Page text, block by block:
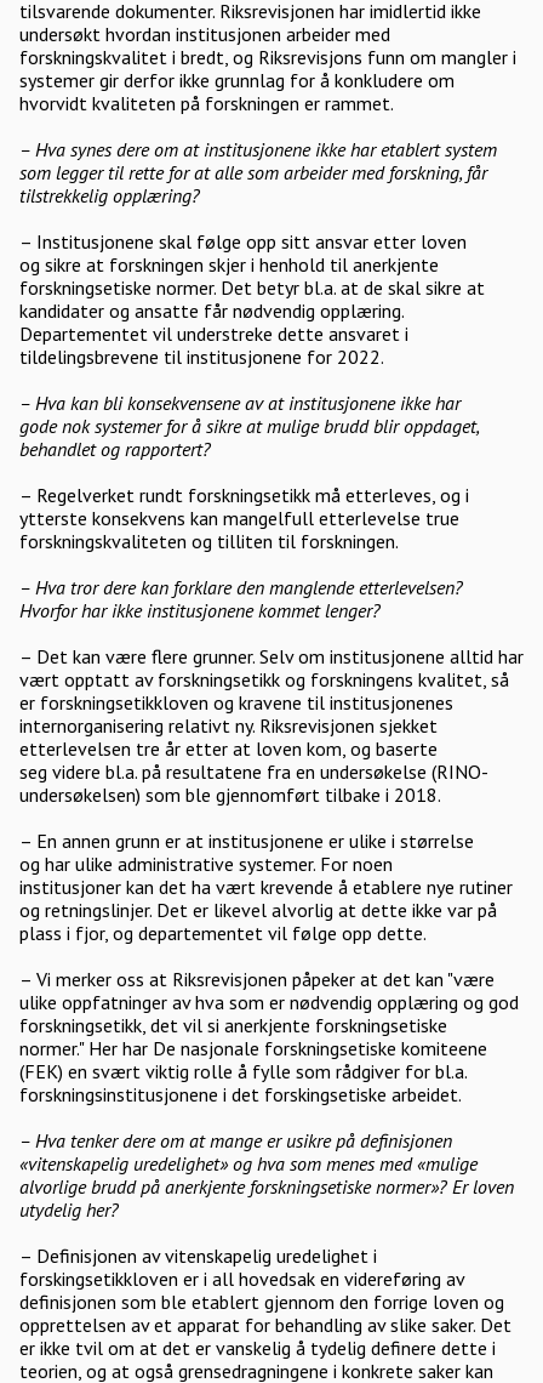
tilsvarende dokumenter. Riksrevisjonen har imidlertid ikke
undersøkt hvordan institusjonen arbeider med
forskningskvalitet i bredt, og Riksrevisjons funn om mangler i
systemer gir derfor ikke grunnlag for å konkludere om
hvorvidt kvaliteten på forskningen er rammet.
– Hva synes dere om at institusjonene ikke har etablert system
som legger til rette for at alle som arbeider med forskning, får
tilstrekkelig opplæring?
– Institusjonene skal følge opp sitt ansvar etter loven
og sikre at forskningen skjer i henhold til anerkjente
forskningsetiske normer. Det betyr bl.a. at de skal sikre at
kandidater og ansatte får nødvendig opplæring.
Departementet vil understreke dette ansvaret i
tildelingsbrevene til institusjonene for 2022.
– Hva kan bli konsekvensene av at institusjonene ikke har
gode nok systemer for å sikre at mulige brudd blir oppdaget,
behandlet og rapportert?
– Regelverket rundt forskningsetikk må etterleves, og i
ytterste konsekvens kan mangelfull etterlevelse true
forskningskvaliteten og tilliten til forskningen.
– Hva tror dere kan forklare den manglende etterlevelsen?
Hvorfor har ikke institusjonene kommet lenger?
– Det kan være flere grunner. Selv om institusjonene alltid har
vært opptatt av forskningsetikk og forskningens kvalitet, så
er forskningsetikkloven og kravene til institusjonenes
internorganisering relativt ny. Riksrevisjonen sjekket
etterlevelsen tre år etter at loven kom, og baserte
seg videre bl.a. på resultatene fra en undersøkelse (RINO-
undersøkelsen) som ble gjennomført tilbake i 2018.
– En annen grunn er at institusjonene er ulike i størrelse
og har ulike administrative systemer. For noen
institusjoner kan det ha vært krevende å etablere nye rutiner
og retningslinjer. Det er likevel alvorlig at dette ikke var på
plass i fjor, og departementet vil følge opp dette.
– Vi merker oss at Riksrevisjonen påpeker at det kan "være
ulike oppfatninger av hva som er nødvendig opplæring og god
forskningsetikk, det vil si anerkjente forskningsetiske
normer." Her har De nasjonale forskningsetiske komiteene
(FEK) en svært viktig rolle å fylle som rådgiver for bl.a.
forskningsinstitusjonene i det forskingsetiske arbeidet.
– Hva tenker dere om at mange er usikre på definisjonen
«vitenskapelig uredelighet» og hva som menes med «mulige
alvorlige brudd på anerkjente forskningsetiske normer»? Er loven
utydelig her?
– Definisjonen av vitenskapelig uredelighet i
forskingsetikkloven er i all hovedsak en videreføring av
definisjonen som ble etablert gjennom den forrige loven og
opprettelsen av et apparat for behandling av slike saker. Det
er ikke tvil om at det er vanskelig å tydelig definere dette i
teorien, og at også grensedragningene i konkrete saker kan